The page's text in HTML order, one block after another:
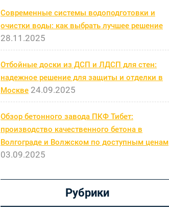
Современные системы водоподготовки и
очистки воды: как выбрать лучшее решение
28.11.2025
Отбойные доски из ДСП и ЛДСП для стен:
надежное решение для защиты и отделки в
Москве 24.09.2025
Обзор бетонного завода ПКФ Тибет:
производство качественного бетона в
Волгограде и Волжском по доступным ценам
03.09.2025
Рубрики